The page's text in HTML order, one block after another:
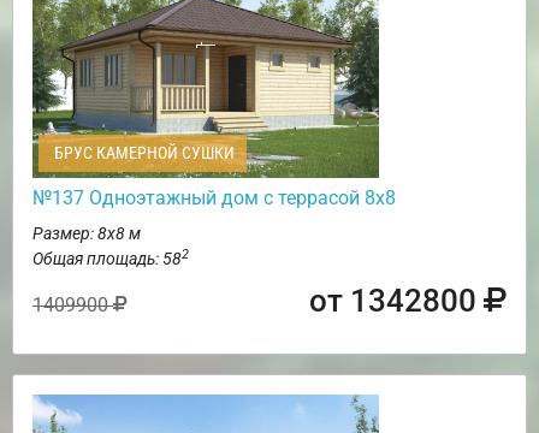
БРУС КАМЕРНОЙ СУШКИ
№137 Одноэтажный дом с террасой 8х8
Размер: 8х8 м
Общая площадь: 582
1409900 от 1342800